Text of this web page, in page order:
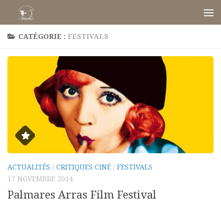
Skip to content
CATÉGORIE : FESTIVALS
ACTUALITÉS / CRITIQUES CINÉ / FESTIVALS
17 NOVEMBRE 2014
Palmares Arras Film Festival